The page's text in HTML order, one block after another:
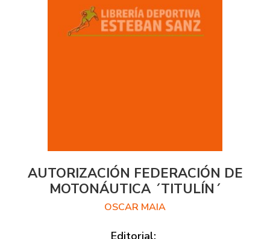
AUTORIZACIÓN FEDERACIÓN DE
MOTONÁUTICA ´TITULÍN´
OSCAR MAIA